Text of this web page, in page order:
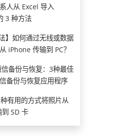
人从 Excel 导入
3 种方法
】如何通过无线或数据
iPhone 传输到 PC？
备份与恢复：3种最佳
备份与恢复应用程序
有用的方式将照片从
SD 卡